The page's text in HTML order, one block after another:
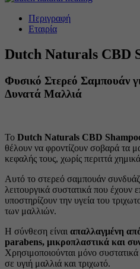
Περιγραφή
Εταιρία
Dutch Naturals CBD
Φυσικό Στερεό Σαμπουάν
Δυνατά Μαλλιά
Το Dutch Naturals CBD
θέλουν να φροντίζουν σοβαρά τα
κεφαλής τους, χωρίς περιττά
Αυτό το στερεό σαμπουάν
λειτουργικά συστατικά που έχουν
υποστηρίζουν την υγεία του
των μαλλιών.
Η σύνθεση είναι απαλλαγμένη
parabens, μικροπλαστικά και
Χρησιμοποιούνται μόνο
σε υγιή μαλλιά και τριχωτό.